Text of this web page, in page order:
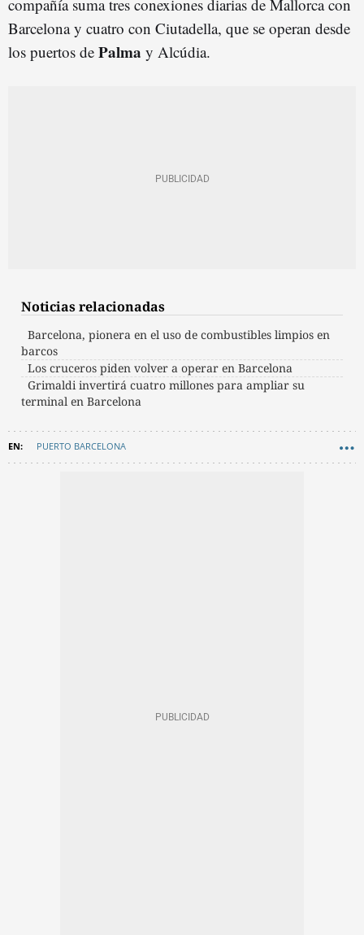
compañía suma tres conexiones diarias de Mallorca con
Barcelona y cuatro con Ciutadella, que se operan desde
los puertos de Palma y Alcúdia.
Noticias relacionadas
Barcelona, pionera en el uso de combustibles limpios en
barcos
Los cruceros piden volver a operar en Barcelona
Grimaldi invertirá cuatro millones para ampliar su
terminal en Barcelona
PUERTO BARCELONA